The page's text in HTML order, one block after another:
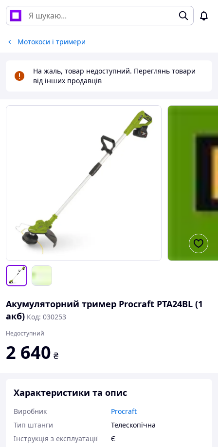
Мотокоси і тримери
На жаль, товар недоступний. Переглянь товари
від інших продавців
Акумуляторний тример Procraft PTA24BL (1
акб) Код: 030253
Недоступний
2 640 ₴
Характеристики та опис
Виробник
Procraft
Тип штанги
Телескопічна
Інструкція з експлуатації
Є